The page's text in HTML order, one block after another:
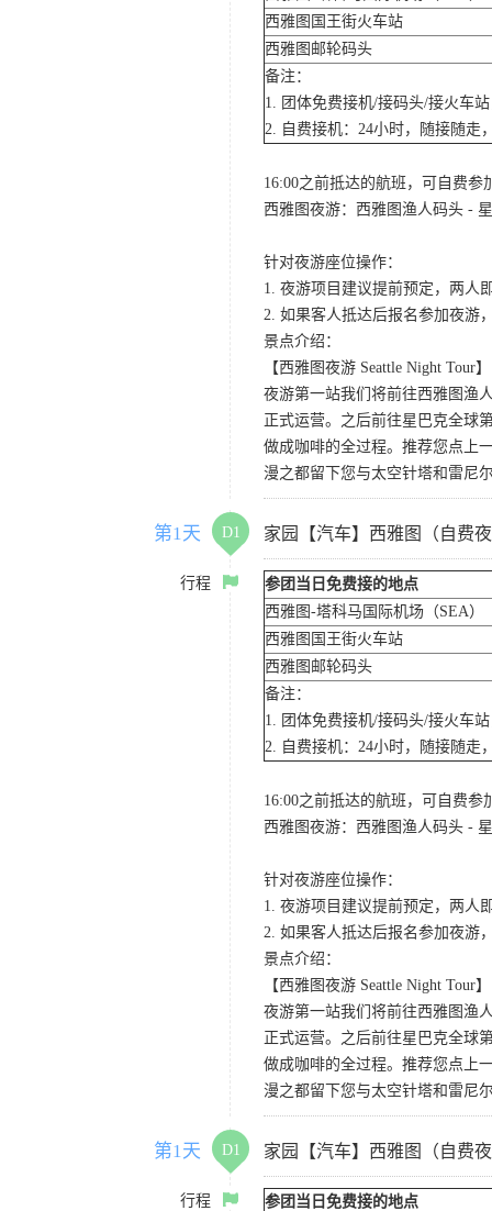
西雅图国王街火车站
西雅图邮轮码头
备注：
1. 团体免费接机/接码头/接火车
2. 自费接机：24小时，随接随走
16:00之前抵达的航班，可自费参
西雅图夜游：西雅图渔人码头 -
针对夜游座位操作：
1. 夜游项目建议提前预定，两人
2. 如果客人抵达后报名参加夜游
景点介绍：
【西雅图夜游 Seattle Night Tour】
夜游第一站我们将前往西雅图渔
正式运营。之后前往星巴克全球
做成咖啡的全过程。推荐您点上
漫之都留下您与太空针塔和雷尼
第1天 D1 家园【汽车】西雅图（自费
行程
参团当日免费接的地点
西雅图-塔科马国际机场（SEA）
西雅图国王街火车站
西雅图邮轮码头
备注：
1. 团体免费接机/接码头/接火车
2. 自费接机：24小时，随接随走
16:00之前抵达的航班，可自费参
西雅图夜游：西雅图渔人码头 -
针对夜游座位操作：
1. 夜游项目建议提前预定，两人
2. 如果客人抵达后报名参加夜游
景点介绍：
【西雅图夜游 Seattle Night Tour】
夜游第一站我们将前往西雅图渔
正式运营。之后前往星巴克全球
做成咖啡的全过程。推荐您点上
漫之都留下您与太空针塔和雷尼
第1天 D1 家园【汽车】西雅图（自费
行程
参团当日免费接的地点